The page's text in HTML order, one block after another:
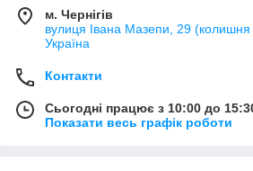
м. Чернігів
вулиця Івана Мазепи, 29 (колишня
Україна
Контакти
Сьогодні працює з 10:00 до
Показати весь графік роботи